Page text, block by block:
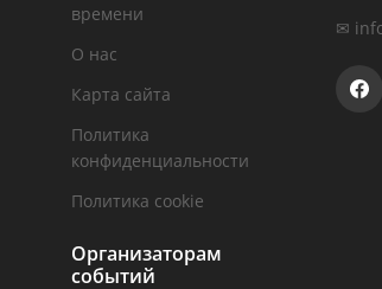
времени
О нас
Карта сайта
Политика
конфиденциальности
Политика cookie
Организаторам
событий
✉